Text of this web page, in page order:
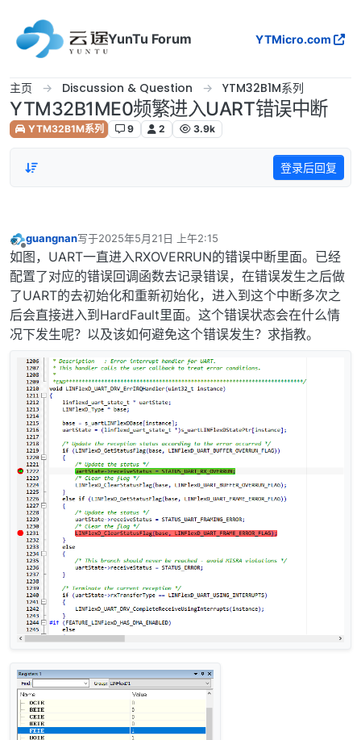
YunTu Forum
YTMicro.com
主页 Discussion & Question YTM32B1M系列
YTM32B1ME0频繁进入UART错误中断
YTM32B1M系列 9 2 3.9k
登录后回复
离线
guangnan写于2025年5月21日 上午2:15
最后由 编辑
如图，UART一直进入RXOVERRUN的错误中断里面。已经
配置了对应的错误回调函数去记录错误，在错误发生之后做
了UART的去初始化和重新初始化，进入到这个中断多次之
后会直接进入到HardFault里面。这个错误状态会在什么情
况下发生呢？以及该如何避免这个错误发生？求指教。